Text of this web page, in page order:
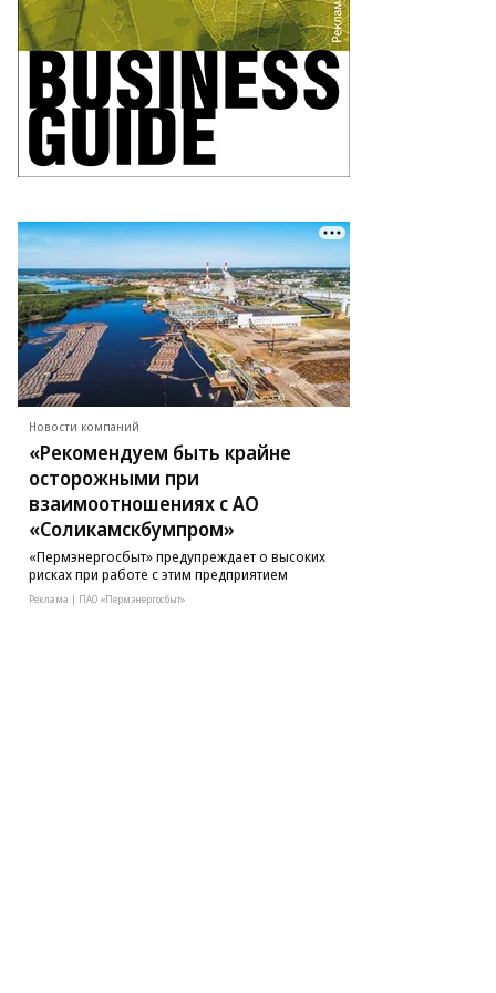
Новости компаний
«Рекомендуем быть крайне
осторожными при
взаимоотношениях с АО
«Соликамскбумпром»
«Пермэнергосбыт» предупреждает о высоких
рисках при работе с этим предприятием
Реклама | ПАО «Пермэнергосбыт»